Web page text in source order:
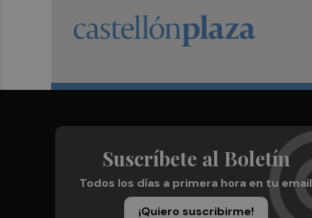
Suscríbete al Boletín
Todos los días a primera hora en tu email
¡Quiero suscribirme!